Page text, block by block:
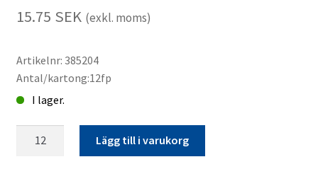
15.75 SEK (exkl. moms)
Artikelnr: 385204
Antal/kartong:12fp
I lager.
Lägg till i varukorg